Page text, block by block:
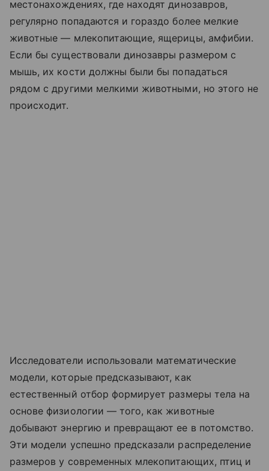
местонахождениях, где находят динозавров,
регулярно попадаются и гораздо более мелкие
животные — млекопитающие, ящерицы, амфибии.
Если бы существовали динозавры размером с
мышь, их кости должны были бы попадаться
рядом с другими мелкими животными, но этого не
происходит.
Исследователи использовали математические
модели, которые предсказывают, как
естественный отбор формирует размеры тела на
основе физиологии — того, как животные
добывают энергию и превращают ее в потомство.
Эти модели успешно предсказали распределение
размеров у современных млекопитающих, птиц и